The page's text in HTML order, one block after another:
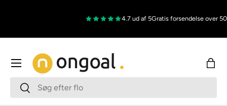
4.7 ud af 5 Gratis forsendelse over
SøgSøg
Menu